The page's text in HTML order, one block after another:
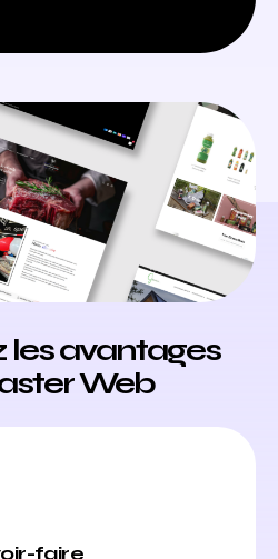
les avantages
Web
faire